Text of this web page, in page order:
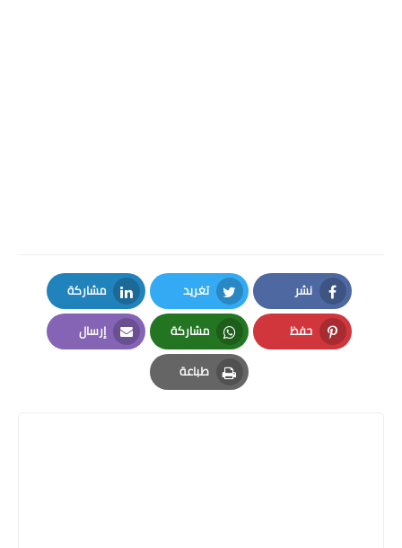
نشر
Facebook
تغريد
Twitter
مشاركة
LinkedIn
حفظ
Pinterest
مشاركة
Whatsapp
إرسال
Email
طباعة
Print